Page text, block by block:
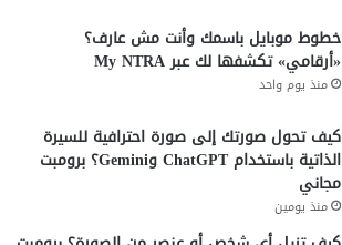
خطوط موبايل باسمك وأنت مش عارف؟
«أرقامي» تكشفها لك عبر My NTRA
منذ يوم واحد
كيف تحول صورتك إلى صورة احترافية للسيرة
الذاتية باستخدام ChatGPT وGemini؟ برومبت
مجاني
منذ يومين